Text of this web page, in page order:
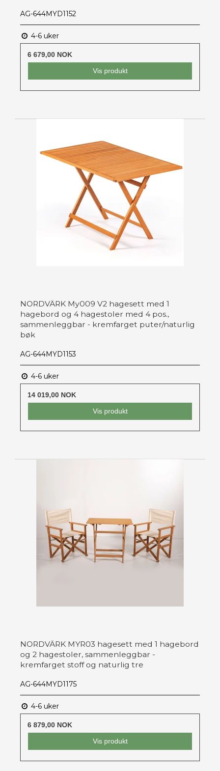
AG-644MYD1152
4-6 uker
6 679,00 NOK
Vis produkt
NORDVÄRK My009 V2 hagesett med 1
hagebord og 4 hagestoler med 4 pos.,
sammenleggbar - kremfarget puter/naturlig
bøk
AG-644MYD1153
4-6 uker
14 019,00 NOK
Vis produkt
NORDVÄRK MYR03 hagesett med 1 hagebord
og 2 hagestoler, sammenleggbar -
kremfarget stoff og naturlig tre
AG-644MYD1175
4-6 uker
6 879,00 NOK
Vis produkt